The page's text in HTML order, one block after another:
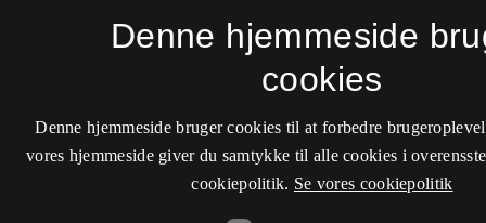
Denne hjemmeside
cookies
Denne hjemmeside bruger cookies til at forbedre
vores hjemmeside giver du samtykke til alle cookies i
cookiepolitik. Se vores cookiepolitik